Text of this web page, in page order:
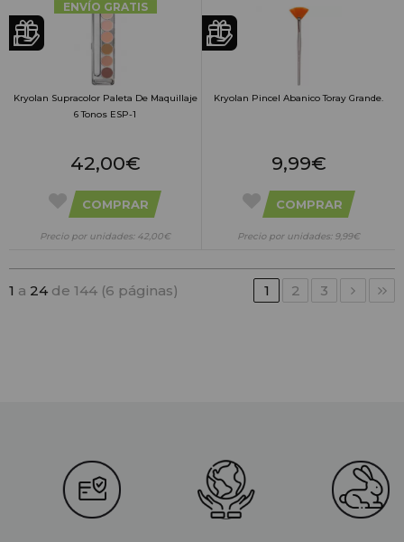
ENVÍO GRATIS
Kryolan Supracolor Paleta De Maquillaje
6 Tonos ESP-1
42,00€
COMPRAR
Precio por unidades: 42,00€
Kryolan Pincel Abanico Toray Grande.
9,99€
COMPRAR
Precio por unidades: 9,99€
1 a 24 de 144 (6 páginas) 1 2 3